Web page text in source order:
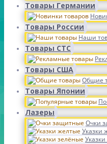
Товары Германии
Товары России
Наши
Товары СТС
Товары США
Общие
Товары Японии
Лазеры
Очки
Указки